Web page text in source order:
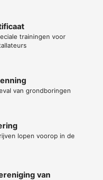
trainingen voor
van grondboringen
lopen voorop in de
van